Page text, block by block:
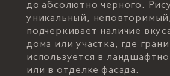
до абсолютно черного.
уникальный,
подчеркивает наличие
дома или участка, где
используется в
или в отделке фасада.